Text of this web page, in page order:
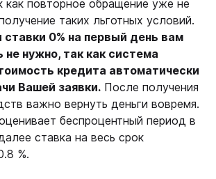
как повторное обращение уже не
таких льготных условий.
0% на первый день вам
не нужно, так как система
кредита автоматически
Вашей заявки. После получения
важно вернуть деньги вовремя.
беспроцентный период в
ставка на весь срок
%.